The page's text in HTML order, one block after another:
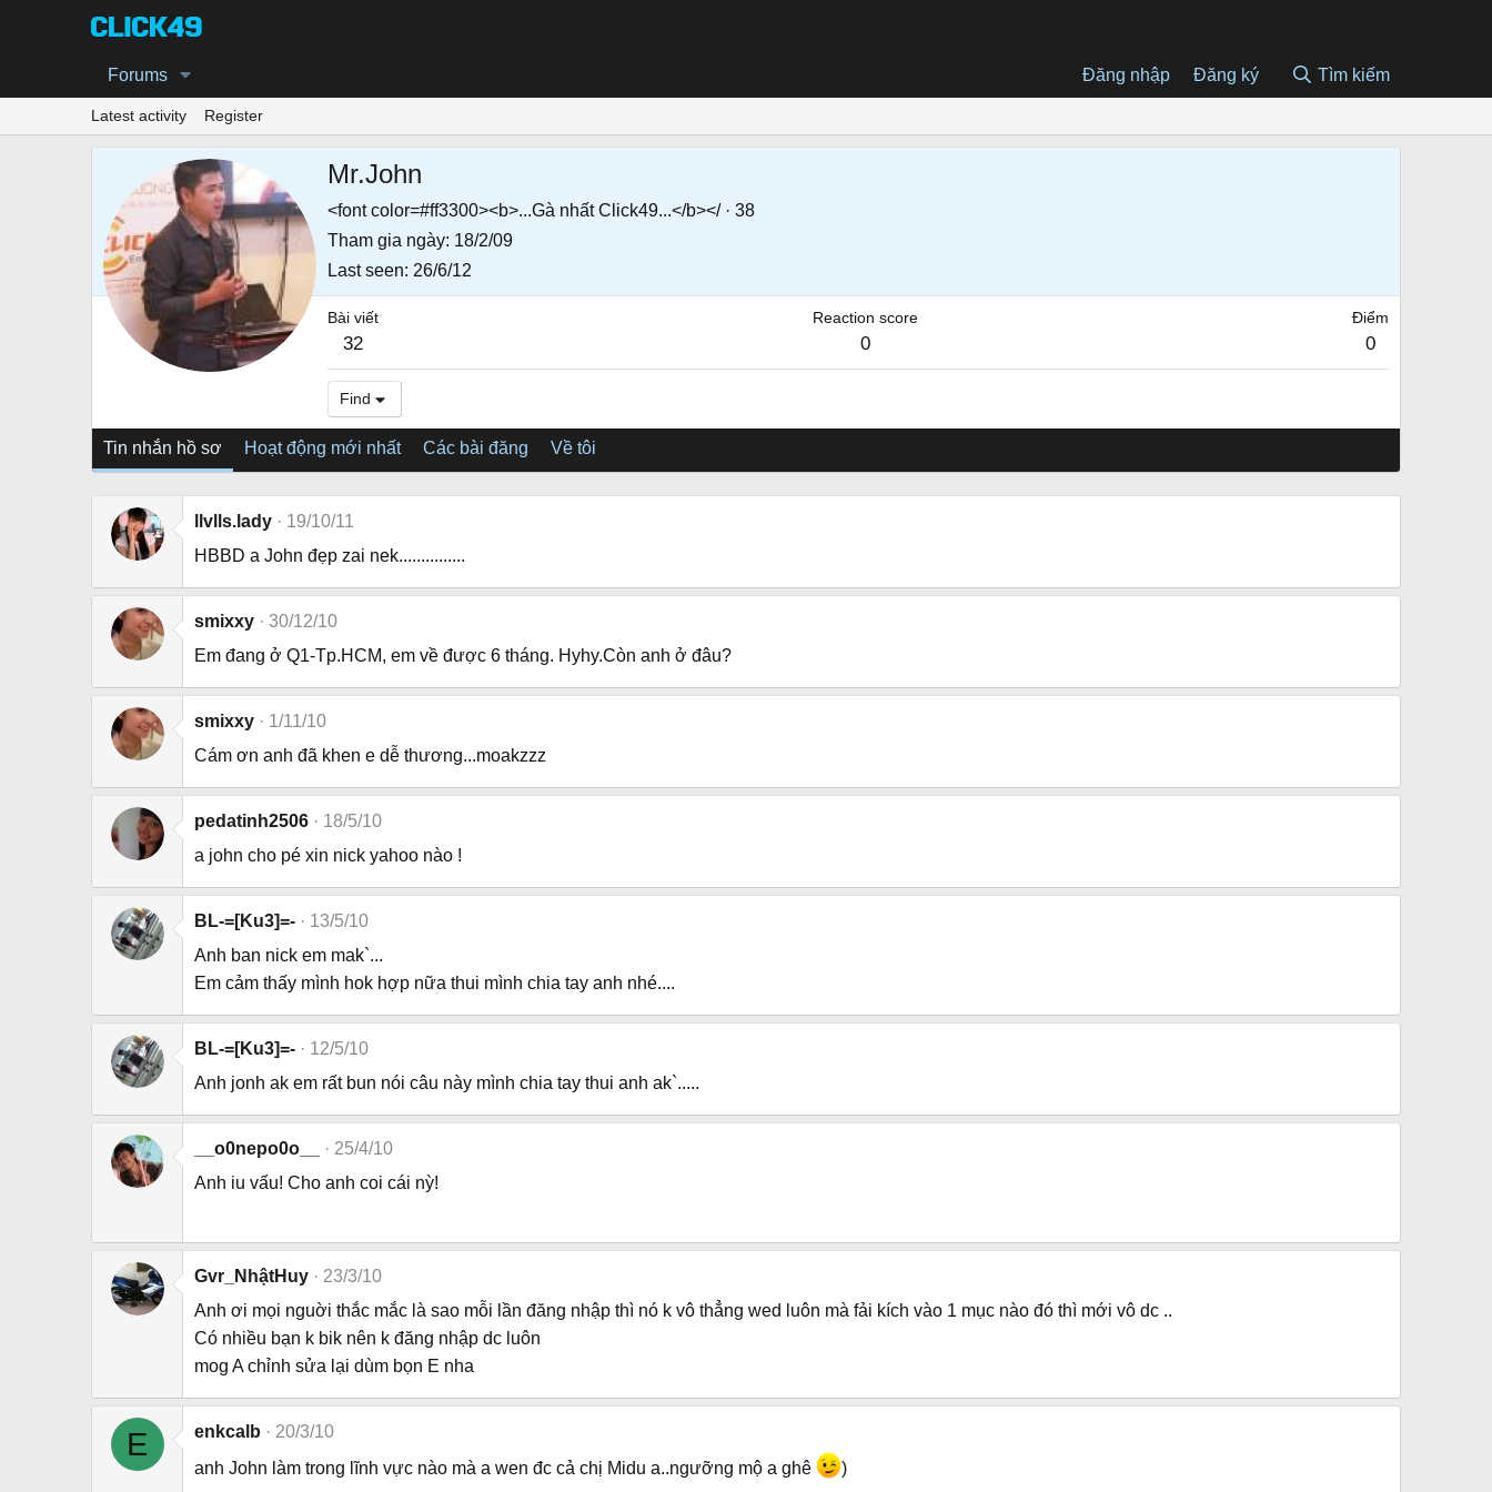
Forums Đăng nhập Đăng ký Tìm kiếm
Latest activity Register
Mr.John
<font color=#ff3300><b>...Gà nhất Click49...</b></ · 38
Tham gia ngày 18/2/09
Last seen 26/6/12
Bài viết
32
Reaction score
0
Điểm
0
Find
Tin nhắn hồ sơ Hoạt động mới nhất Các bài đăng Về tôi
llvlls.lady
19/10/11
HBBD a John đẹp zai nek...............
smixxy
30/12/10
Em đang ở Q1-Tp.HCM, em về được 6 tháng. Hyhy.Còn anh ở đâu?
smixxy
1/11/10
Cám ơn anh đã khen e dễ thương...moakzzz
pedatinh2506
18/5/10
a john cho pé xin nick yahoo nào !
BL-=[Ku3]=-
13/5/10
Anh ban nick em mak`...
Em cảm thấy mình hok hợp nữa thui mình chia tay anh nhé....
BL-=[Ku3]=-
12/5/10
Anh jonh ak em rất bun nói câu này mình chia tay thui anh ak`.....
__o0nepo0o__
25/4/10
Anh iu vấu! Cho anh coi cái nỳ!
Gvr_NhậtHuy
23/3/10
Anh ơi mọi nguời thắc mắc là sao mỗi lần đăng nhập thì nó k vô thẳng wed luôn mà fải kích vào 1 mục nào đó thì mới vô dc ..
Có nhiều bạn k bik nên k đăng nhập dc luôn
mog A chỉnh sửa lại dùm bọn E nha
E enkcalb
20/3/10
anh John làm trong lĩnh vực nào mà a wen đc cả chị Midu a..ngưỡng mộ a ghê
)